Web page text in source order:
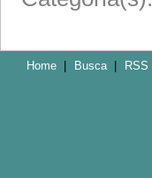
Home Busca RSS